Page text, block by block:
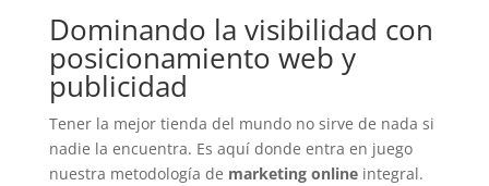
Dominando la visibilidad con
posicionamiento web y
publicidad
Tener la mejor tienda del mundo no sirve de nada si
nadie la encuentra. Es aquí donde entra en juego
nuestra metodología de marketing onlineintegral.